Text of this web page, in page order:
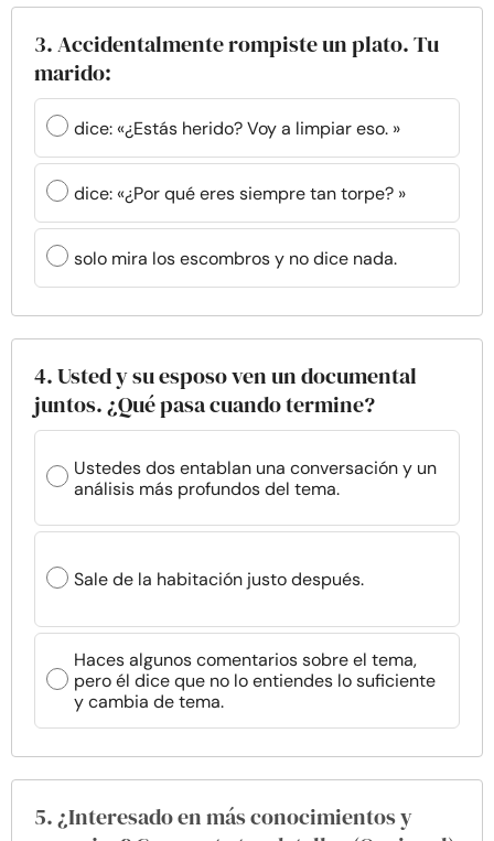
3. Accidentalmente rompiste un plato. Tu
marido:
dice: «¿Estás herido? Voy a limpiar eso. »
dice: «¿Por qué eres siempre tan torpe? »
solo mira los escombros y no dice nada.
4. Usted y su esposo ven un documental
juntos. ¿Qué pasa cuando termine?
Ustedes dos entablan una conversación y un
análisis más profundos del tema.
Sale de la habitación justo después.
Haces algunos comentarios sobre el tema,
pero él dice que no lo entiendes lo suficiente
y cambia de tema.
5. ¿Interesado en más conocimientos y